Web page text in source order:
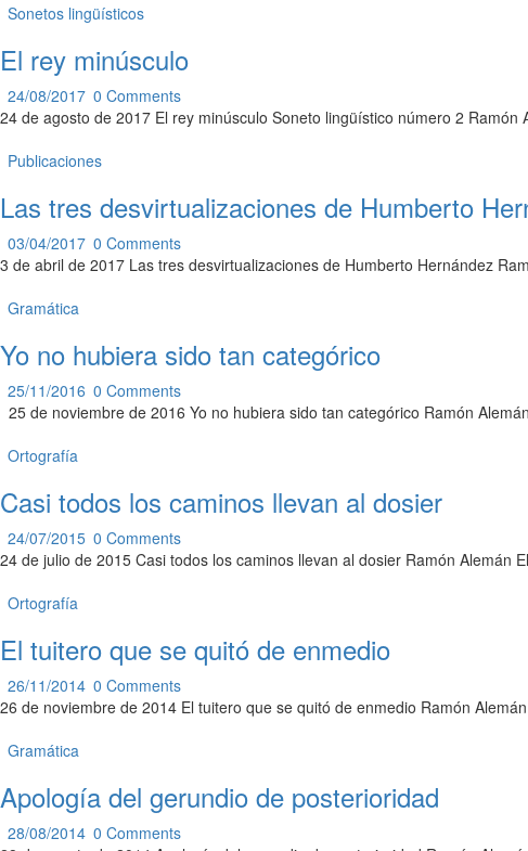
Sonetos lingüísticos
El rey minúsculo
24/08/2017 0 Comments
24 de agosto de 2017 El rey minúsculo Soneto lingüístico número 2
Publicaciones
Las tres desvirtualizaciones de Humberto
03/04/2017 0 Comments
3 de abril de 2017 Las tres desvirtualizaciones de Humberto Hernández
Gramática
Yo no hubiera sido tan categórico
25/11/2016 0 Comments
25 de noviembre de 2016 Yo no hubiera sido tan categórico Ramón
Ortografía
Casi todos los caminos llevan al dosier
24/07/2015 0 Comments
24 de julio de 2015 Casi todos los caminos llevan al dosier Ramón
Ortografía
El tuitero que se quitó de enmedio
26/11/2014 0 Comments
26 de noviembre de 2014 El tuitero que se quitó de enmedio Ramón
Gramática
Apología del gerundio de posterioridad
28/08/2014 0 Comments